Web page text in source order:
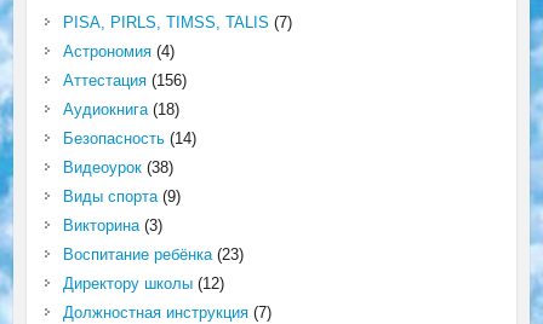
PISA, PIRLS, TIMSS, TALIS (7)
Астрономия(4)
Аттестация(156)
Аудиокнига(18)
Безопасность(14)
Видеоурок(38)
Виды спорта(9)
Викторина(3)
Воспитание ребёнка(23)
Директору школы(12)
Должностная инструкция(7)